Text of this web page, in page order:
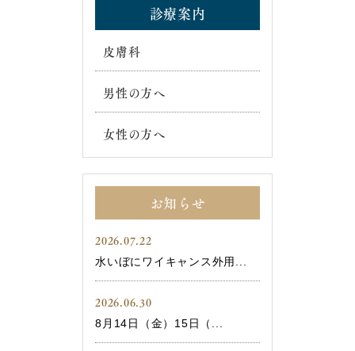
診療案内
皮膚科
男性の方へ
女性の方へ
お知らせ
2026.07.22
水いぼにワイキャンス外用...
2026.06.30
8月14日（金）15日（...